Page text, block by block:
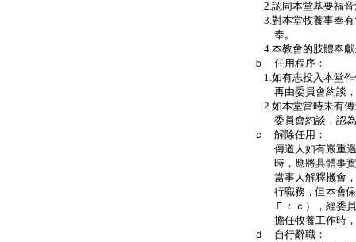
2.認同本堂基要福音派信仰
3.對本堂牧養事奉有負擔，並
奉。
4.本教會的肢體奉獻全時間
ｂ 任用程序：
1.如有志投入本堂作傳道事奉
再由委員會約談，審議
2.如本堂當時未有傳道人，先
委員會約談，認為適宜，
ｃ 解除任用：
傳道人如有嚴重過失，不適
時，應將具體事實交由委員
當事人解釋機會，委員會未
行職務，但本會保留權利按
Ｅ：ｃ），經委員會審理查
擔任牧養工作時，可解
ｄ 自行辭職：